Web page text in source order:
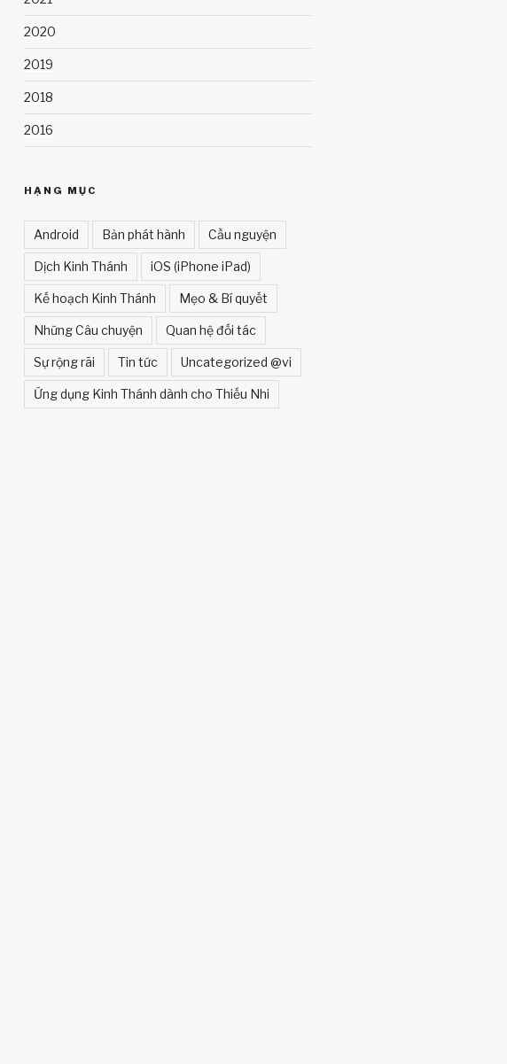
2020
2019
2018
2016
HẠNG MỤC
Android Bản phát hành Cầu nguyện
Dịch Kinh Thánh iOS (iPhone iPad)
Kế hoạch Kinh Thánh Mẹo & Bí quyết
Những Câu chuyện Quan hệ đối tác
Sự rộng rãi Tin tức Uncategorized @vi
Ứng dụng Kinh Thánh dành cho Thiếu Nhi